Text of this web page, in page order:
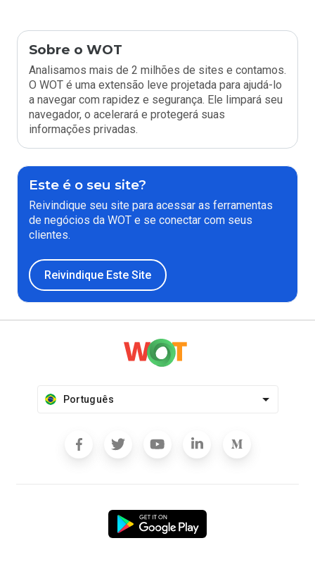
Sobre o WOT
Analisamos mais de 2 milhões de sites e contamos.
O WOT é uma extensão leve projetada para ajudá-lo
a navegar com rapidez e segurança. Ele limpará seu
navegador, o acelerará e protegerá suas
informações privadas.
Este é o seu site?
Reivindique seu site para acessar as ferramentas
de negócios da WOT e se conectar com seus
clientes.
Reivindique Este Site
Português